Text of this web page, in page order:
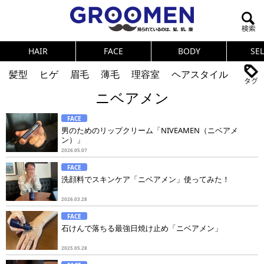
HAIR FACE BODY
髪型 ヒゲ 眉毛 薄毛 理容室
ヘアスタイル
ニオイ
連載
メンズコスメ
NEWS PICK UP 筋肉
女の本音
テストステロン
海外セレブ
健康
スキンケア 食事
調査結果
トレーニング
好印象な男
頭皮ケア
ダイエット
理容室
ニベアメン
FACE
男のためのリップクリーム「NIVEAMEN（ニベアメ
ン）」
2026.05.07
FACE
洗顔料でスキンケア「ニベアメン」使ってみた！
2026.03.28
FACE
石けんで落ちる最強日焼け止め「ニベアメン」
2025.05.28